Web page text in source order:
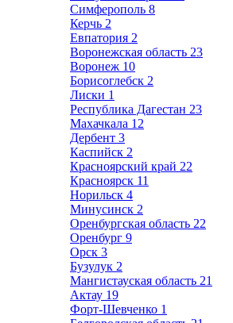
Симферополь 8
Керчь 2
Евпатория 2
Воронежская область 23
Воронеж 10
Борисоглебск 2
Лиски 1
Республика Дагестан 23
Махачкала 12
Дербент 3
Каспийск 2
Красноярский край 22
Красноярск 11
Норильск 4
Минусинск 2
Оренбургская область 22
Оренбург 9
Орск 3
Бузулук 2
Мангистауская область 21
Актау 19
Форт-Шевченко 1